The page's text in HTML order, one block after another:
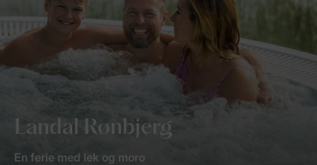
Landal Rønbjerg
En ferie med lek og moro